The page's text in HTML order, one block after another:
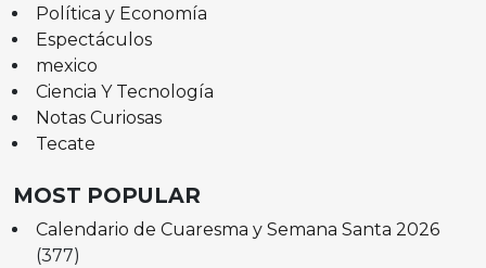
Política y Economía
Espectáculos
mexico
Ciencia Y Tecnología
Notas Curiosas
Tecate
MOST POPULAR
Calendario de Cuaresma y Semana Santa 2026
(377)